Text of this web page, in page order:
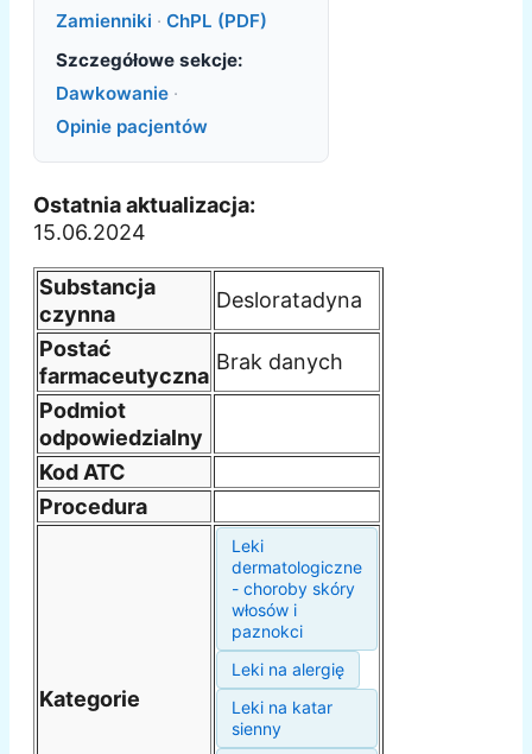
Zamienniki · ChPL (PDF)
Szczegółowe sekcje:
Dawkowanie ·
Opinie pacjentów
Ostatnia aktualizacja:
15.06.2024
Substancja
czynna
Desloratadyna
Postać
farmaceutyczna
Brak danych
Podmiot
odpowiedzialny
Kod ATC
Procedura
Kategorie
Leki
dermatologiczne
- choroby skóry
włosów i
paznokci
Leki na alergię
Leki na katar
sienny